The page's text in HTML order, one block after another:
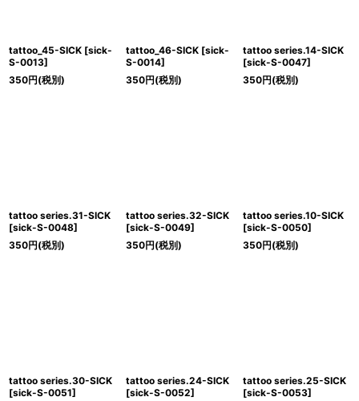
tattoo_45-SICK [sick-
S-0013]
350円(税別)
tattoo_46-SICK [sick-
S-0014]
350円(税別)
tattoo series.14-SICK
[sick-S-0047]
350円(税別)
tattoo series.31-SICK
[sick-S-0048]
350円(税別)
tattoo series.32-SICK
[sick-S-0049]
350円(税別)
tattoo series.10-SICK
[sick-S-0050]
350円(税別)
tattoo series.30-SICK
[sick-S-0051]
tattoo series.24-SICK
[sick-S-0052]
tattoo series.25-SICK
[sick-S-0053]